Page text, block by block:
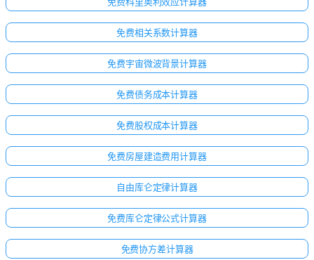
免费相关系数计算器
免费宇宙微波背景计算器
免费债务成本计算器
免费股权成本计算器
免费房屋建造费用计算器
自由库仑定律计算器
免费库仑定律公式计算器
免费协方差计算器